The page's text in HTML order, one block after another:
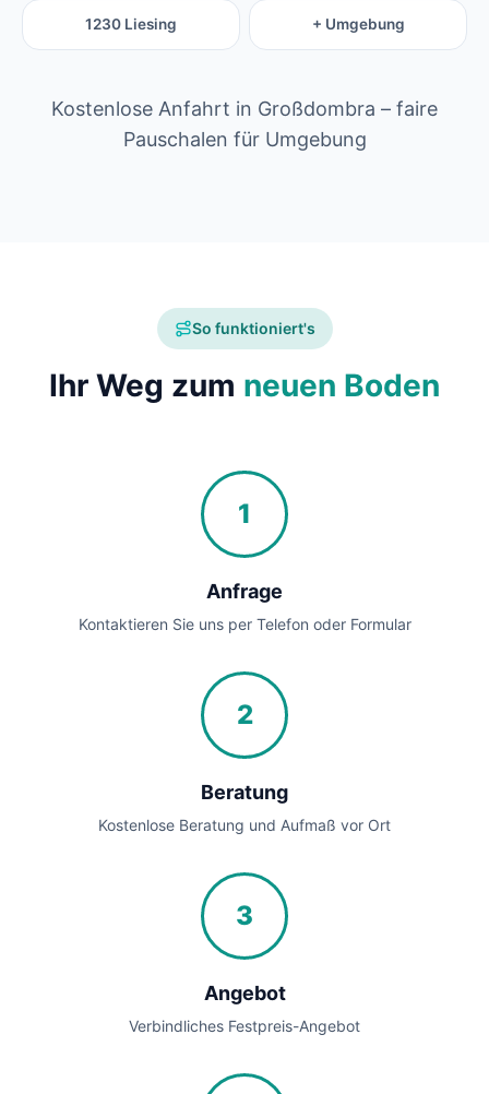
1230 Liesing + Umgebung
Kostenlose Anfahrt in Großdombra – faire
Pauschalen für Umgebung
So funktioniert's
Ihr Weg zum neuen Boden
1
Anfrage
Kontaktieren Sie uns per Telefon oder Formular
2
Beratung
Kostenlose Beratung und Aufmaß vor Ort
3
Angebot
Verbindliches Festpreis-Angebot